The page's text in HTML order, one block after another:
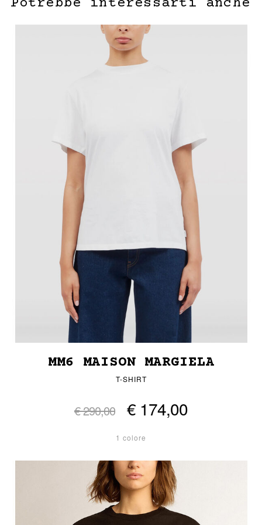
MM6 MAISON MARGIELA
T-SHIRT
€ 290,00 € 174,00
1 colore